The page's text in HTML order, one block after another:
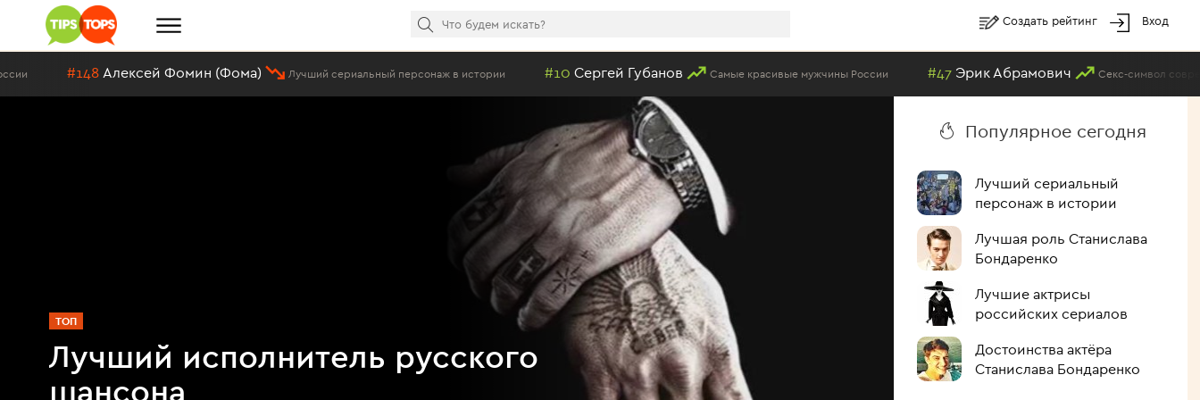
Создать рейтинг Вход
#148 Алексей Фомин (Фома) Лучший сериальный персонаж в истории #10 Сергей Губанов Самые красивые мужчины России #47 Эрик Абрамович Секс-символ
ТОП
Лучший исполнитель русского
шансона
Популярное сегодня
Лучший сериальный
персонаж в истории
Лучшая роль Станислава
Бондаренко
Лучшие актрисы
российских сериалов
Достоинства актёра
Станислава Бондаренко